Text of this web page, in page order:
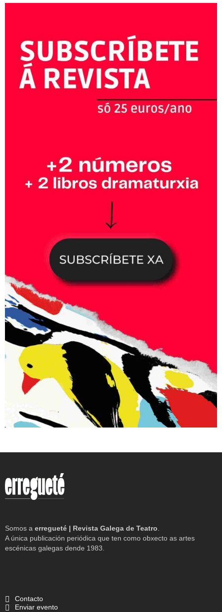
Somos a erregueté | Revista Galega de Teatro
A única publicación periódica que ten como obxecto as artes
escénicas galegas dende 1983.
Contacto
Enviar evento